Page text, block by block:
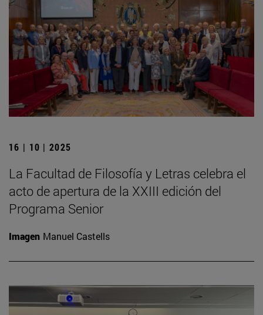
16 | 10 | 2025
La Facultad de Filosofía y Letras celebra el
acto de apertura de la XXIII edición del
Programa Senior
Imagen Manuel Castells